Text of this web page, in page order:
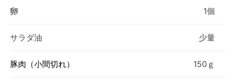
卵 1個
サラダ油 少量
豚肉（小間切れ） 150ｇ